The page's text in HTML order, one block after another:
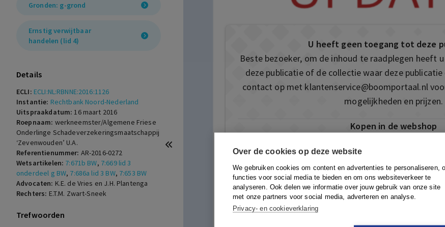
Over de cookies op deze website
We gebruiken cookies om content en advertenties te personaliseren,
functies voor social media te bieden en om ons websiteverkeer te
analyseren. Ook delen we informatie over jouw gebruik van onze site
met onze partners voor social media, adverteren en analyse.
Privacy- en cookieverklaring
Gronden: g-grond
Ernstig verwijtbaar
handelen (lid 4)
Details
ECLI: ECLI:NL:RBNNE:2016:1126
Instantie: Rechtbank Noord-Nederland
Uitspraakdatum:16 maart 2016
Roepnaam: werkneemster/Algemene Friese
Onderlinge Schadeverzekeringsmaatschappij
‘Zevenwouden’ U.A.
Referentienummer: AR-2016-0272
Wetsartikelen: 7:671b BW, 7:669 lid 3
onderdeel g BW, 7:686a lid 3 BW, 7:653 BW
Advocaten: K.E. de Vries en J.H. Plantenga
Rechters: E.T.M. Zwart-Sneek
Trefwoorden
U heeft geen toegang tot deze
Beste bezoeker, om de inhoud te raadplegen heeft
deze publicatie of de collectie waar deze
contact op met klantenservice@boomportaal.nl
mogelijkheden en prijzen.
Kopen in de webshop
Deze publicatie is ook te vinden in onze webshop.
ook de mogelijkheid om direct toegang te
Naar de webshop